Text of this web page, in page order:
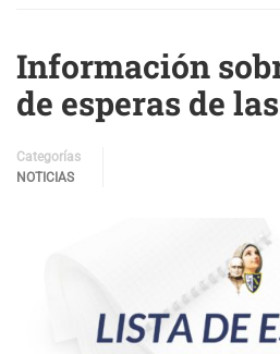
Información
de esperas de
Categorías
NOTICIAS